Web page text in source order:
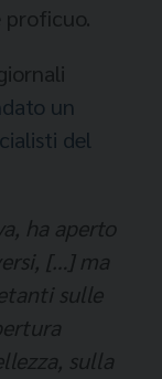
proficuo.
un
del
ha aperto
[…] ma
sulle
sulla